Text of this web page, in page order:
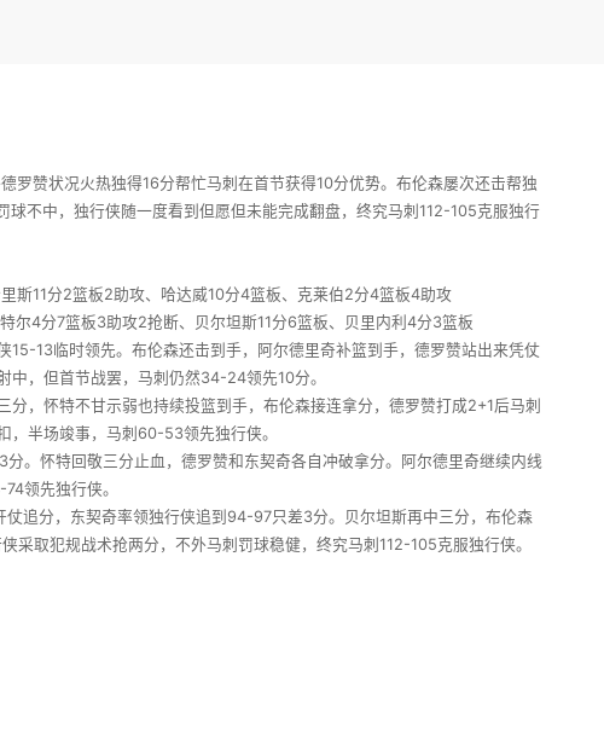
赞状况火热独得16分帮忙马刺在首节获得10分优势。布伦森屡次还击帮独
不中，独行侠随一度看到但愿但未能完成翻盘，终究马刺112-105克服独行
斯11分2篮板2助攻、哈达威10分4篮板、克莱伯2分4篮板4助攻
4分7篮板3助攻2抢断、贝尔坦斯11分6篮板、贝里内利4分3篮板
13临时领先。布伦森还击到手，阿尔德里奇补篮到手，德罗赞站出来凭仗
，但首节战罢，马刺仍然34-24领先10分。
，怀特不甘示弱也持续投篮到手，布伦森接连拿分，德罗赞打成2+1后马刺
半场竣事，马刺60-53领先独行侠。
。怀特回敬三分止血，德罗赞和东契奇各自冲破拿分。阿尔德里奇继续内线
领先独行侠。
追分，东契奇率领独行侠追到94-97只差3分。贝尔坦斯再中三分，布伦森
取犯规战术抢两分，不外马刺罚球稳健，终究马刺112-105克服独行侠。